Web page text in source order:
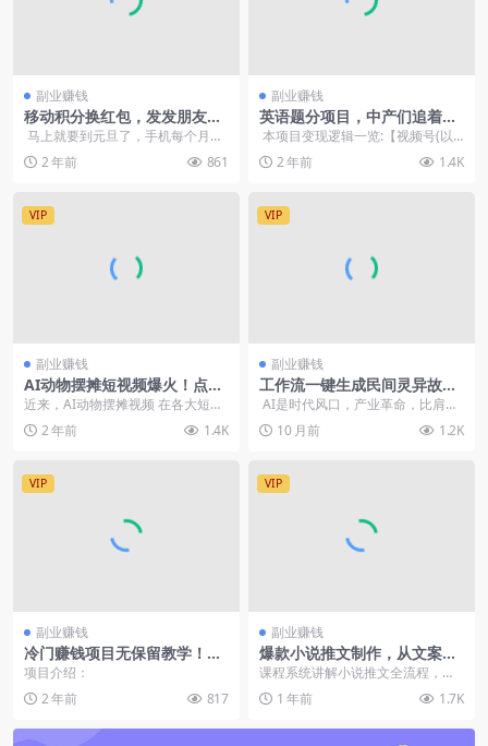
副业赚钱
移动积分换红包，发发朋友圈
就能轻松日赚500+
马上就要到元旦了，手机每个月充
的话费都会被转化为积分，只要你
充了话费...
2 年前 861
副业赚钱
英语题分项目，中产们追着你
掏钱，名利双收
本项目变现逻辑一览:【视频号(以
及抖音、小红书等)发作品引流家长
粉】...2 年前 1.4K
VIP
副业赚钱
AI动物摆摊短视频爆火！点赞
轻松破20W，揭秘高流量玩
法！【飞书文档】
近来，AI动物摆摊视频 在各大短视
频平台爆火，许多创作者通过这个
玩法轻松收获数十...
2 年前 1.4K
VIP
副业赚钱
工作流一键生成民间灵异故事
视频
AI是时代风口，产业革命，比肩第
一次第二次工业革命，创造价值将
会远超...
10 月前 1.2K
VIP
副业赚钱
冷门赚钱项目无保留教学！独
家引流技术，无脑操作！小白
项目介绍：
2 年前
817
VIP
副业赚钱
爆款小说推文制作，从文案浓
缩到素材处理，视频剪辑发布
课程系统讲解小说推文全流程，涵
盖账号准备、版权申请、文案创
作、素材处理、视频剪辑...
1 年前 1.7K